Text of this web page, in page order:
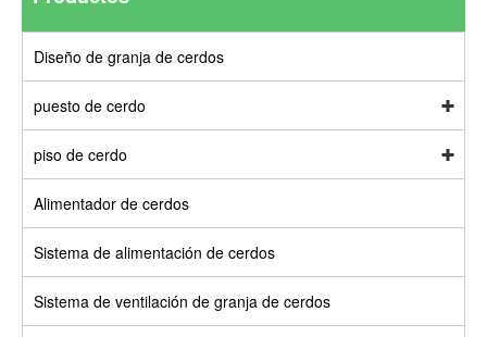
Diseño de granja de cerdos
puesto de cerdo
piso de cerdo
Alimentador de cerdos
Sistema de alimentación de cerdos
Sistema de ventilación de granja de cerdos